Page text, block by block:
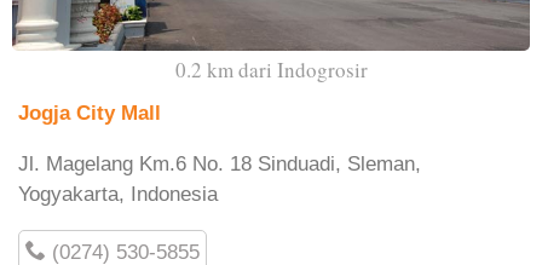
0.2 km dari Indogrosir
Jogja City Mall
Jl. Magelang Km.6 No. 18 Sinduadi, Sleman,
Yogyakarta, Indonesia
(0274) 530-5855